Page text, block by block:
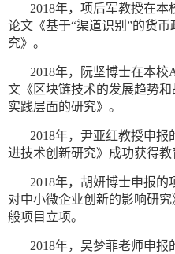
2018年，项后军教授在
论文《基于“渠道识别”的货
究》。
2018年，阮坚博士在本
文《区块链技术的发展趋势
实践层面的研究》。
2018年，尹亚红教授申
进技术创新研究》成功获得教
2018年，胡妍博士申报
对中小微企业创新的影响研
般项目立项。
2018年，吴梦菲老师申